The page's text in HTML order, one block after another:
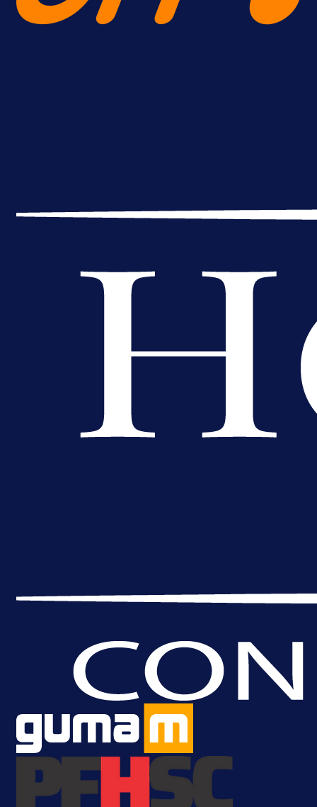
1 dan 9 h
A Selekcija
Brat Kerima Alajbegovića pozvan
reprezentaciju Njemačke!
1 dan 9 h
Više vijesti